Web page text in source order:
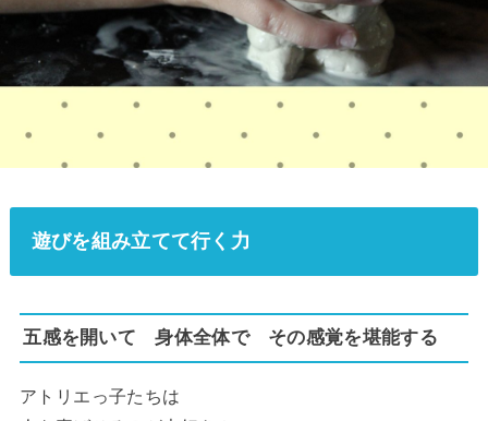
遊びを組み立てて行く力
五感を開いて 身体全体で その感覚を堪能する
アトリエっ子たちは